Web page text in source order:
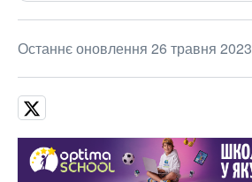
Останнє оновлення 26 травня 2023